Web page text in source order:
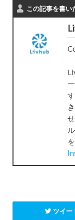
この記事を書い
ツイー